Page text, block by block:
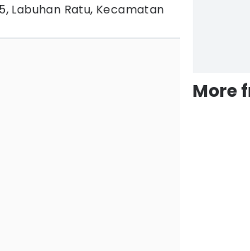
Labuhan Ratu, Kecamatan
More